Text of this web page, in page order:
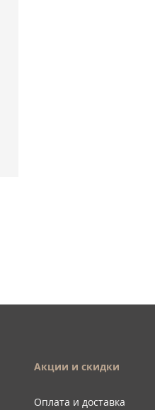
Акции и скидки
Оплата и доставка